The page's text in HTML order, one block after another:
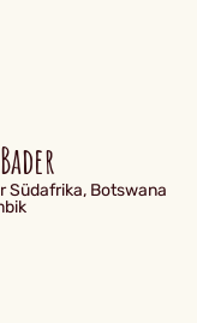
Südafrika, Botswana